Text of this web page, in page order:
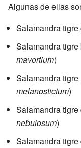
Algunas de ellas
Salamandra tigre
Salamandra tigre
mavortium)
Salamandra
melanostictum)
Salamandra
nebulosum)
Salamandra